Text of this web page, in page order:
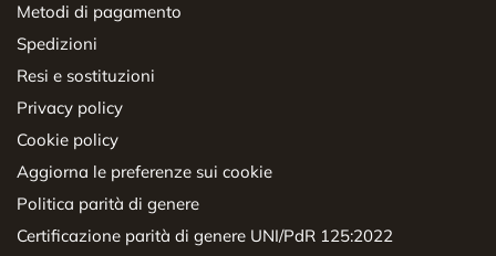
Metodi di pagamento
Spedizioni
Resi e sostituzioni
Privacy policy
Cookie policy
Aggiorna le preferenze sui cookie
Politica parità di genere
Certificazione parità di genere UNI/PdR 125:2022